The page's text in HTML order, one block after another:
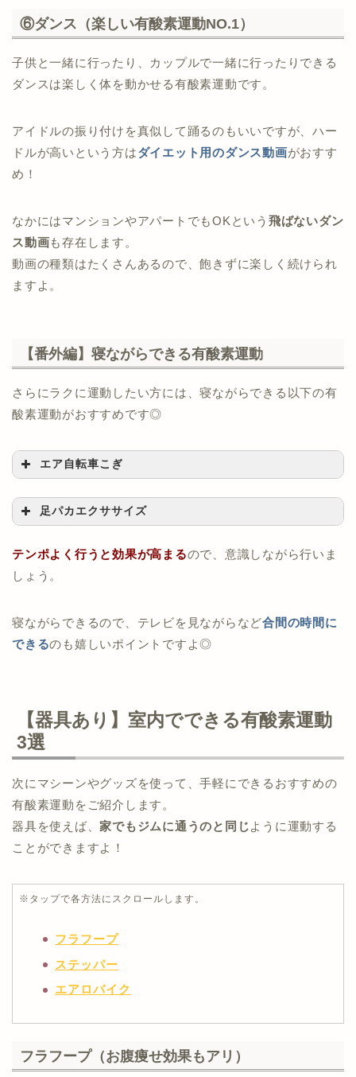
⑥ダンス（楽しい有酸素運動NO.1）
子供と一緒に行ったり、カップルで一緒に行ったりできる
ダンスは楽しく体を動かせる有酸素運動です。
アイドルの振り付けを真似して踊るのもいいですが、ハー
ドルが高いという方はダイエット用のダンス動画がおすす
め！
なかにはマンションやアパートでもOKという 飛ばないダン
ス動画も存在します。
動画の種類はたくさんあるので、飽きずに楽しく続けられ
ますよ。
【番外編】寝ながらできる有酸素運動
さらにラクに運動したい方には、寝ながらできる以下の有
酸素運動がおすすめです◎
エア自転車こぎ
仰向けに寝る（布団またはヨガマットの上がお
すすめ）
背中全体を床にしっかりとつける
腰を浮かし脚を垂直に上げる
⇒両手は押さえるように腰に手を添える
足パカエクササイズ
仰向けになり、両腕は身体の横におく
床と垂直(90度)になるよう両脚をまっすぐ上に
上げる
太ももの付け根から左右に45度程度足を開
1秒かけて閉じる
あわせて読みたい
足パカエクササイズの正しいやり方を詳しく
テンポよく行うと効果が高まるので、意識しながら行いま
しょう。
寝ながらできるので、 テレビを見ながらなど合間の時間に
できるのも嬉しいポイントですよ◎
【器具あり】室内でできる有酸素運動
3選
次にマシーンやグッズを使って、手軽にできるおすすめの
有酸素運動をご紹介します。
器具を使えば、家でもジムに通うのと同じように運動する
ことができますよ！
※タップで各方法にスクロールします。
フラフープ
ステッパー
エアロバイク
フラフープ（お腹痩せ効果もアリ）